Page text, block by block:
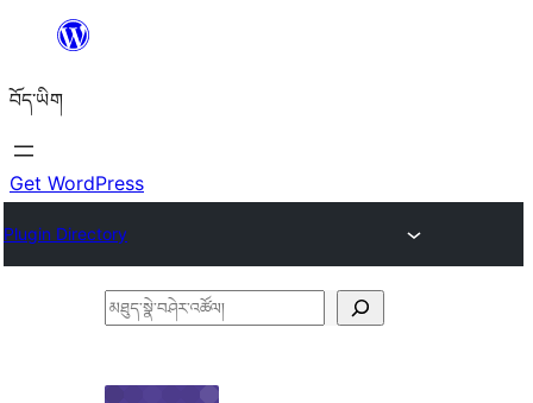
content
བོད་ཡིག
Get WordPress
Plugin Directory
མཐུད་